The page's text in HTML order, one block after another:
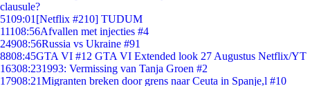
clausule?
5109:01 [Netflix #210] TUDUM
11108:56Afvallen met injecties #4
24908:56Russia vs Ukraine #91
8808:45GTA VI #12 GTA VI Extended look 27 Augustus Netflix/YT
16308:231993: Vermissing van Tanja Groen #2
17908:21Migranten breken door grens naar Ceuta in Spanje,l #10